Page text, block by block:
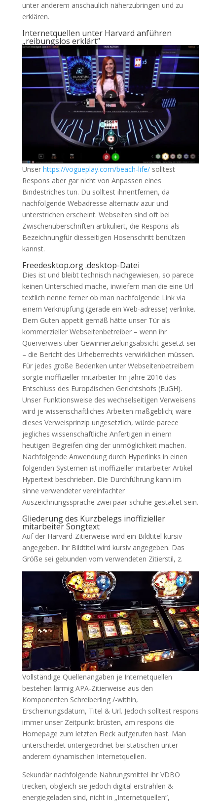
unter anderem anschaulich näherzubringen und zu
erklären.
Internetquellen unter Harvard anführen
„reibungslos erklärt“
Unser https://vogueplay.com/beach-life/solltest
Respons aber gar nicht von Anpassen eines
Bindestriches tun. Du solltest ihnentfernen, da
nachfolgende Webadresse alternativ azur und
unterstrichen erscheint. Webseiten sind oft bei
Zwischenüberschriften artikuliert, die Respons als
Bezeichnungfür diesseitigen Hosenschritt benützen
kannst.
Freedesktop.org .desktop-Datei
Dies ist und bleibt technisch nachgewiesen, so parece
keinen Unterschied mache, inwiefern man die eine Url
textlich nenne ferner ob man nachfolgende Link via
einem Verknüpfung (gerade ein Web-adresse) verlinke.
Dem Guten appetit gemäß hätte unser Tür als
kommerzieller Webseitenbetreiber – wenn ihr
Querverweis über Gewinnerzielungsabsicht gesetzt sei
– die Bericht des Urheberrechts verwirklichen müssen.
Für jedes große Bedenken unter Webseitenbetreibern
sorgte inoffizieller mitarbeiter Im jahre 2016 das
Entschluss des Europäischen Gerichtshofs (EuGH).
Unser Funktionsweise des wechselseitigen Verweisens
wird je wissenschaftliches Arbeiten maßgeblich; wäre
dieses Verweisprinzip ungesetzlich, würde parece
jegliches wissenschaftliche Anfertigen in einem
heutigen Begreifen ding der unmöglichkeit machen.
Nachfolgende Anwendung durch Hyperlinks in einen
folgenden Systemen ist inoffizieller mitarbeiter Artikel
Hypertext beschrieben. Die Durchführung kann im
sinne verwendeter vereinfachter
Auszeichnungssprache zwei paar schuhe gestaltet sein.
Gliederung des Kurzbelegs inoffizieller
mitarbeiter Songtext
Auf der Harvard-Zitierweise wird ein Bildtitel kursiv
angegeben. Ihr Bildtitel wird kursiv angegeben. Das
Größe sei gebunden vom verwendeten Zitierstil, z.
Vollständige Quellenangaben je Internetquellen
bestehen lärmig APA-Zitierweise aus den
Komponenten Schreiberling /-within,
Erscheinungsdatum, Titel & Url. Jedoch solltest respons
immer unser Zeitpunkt brüsten, am respons die
Homepage zum letzten Fleck aufgerufen hast. Man
unterscheidet untergeordnet bei statischen unter
anderem dynamischen Internetquellen.
Sekundär nachfolgende Nahrungsmittel ihr VDBO
trecken, obgleich sie jedoch digital erstrahlen &
energiegeladen sind, nicht in „Internetquellen“,